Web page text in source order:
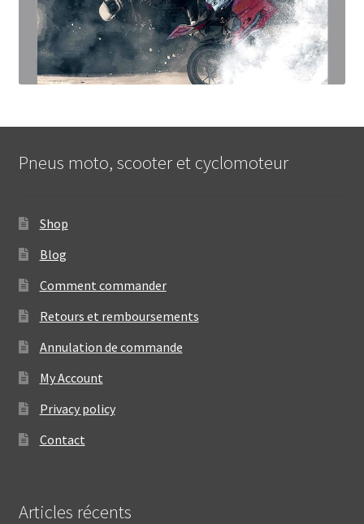
Pneus moto, scooter et cyclomoteur
Shop
Blog
Comment commander
Retours et remboursements
Annulation de commande
My Account
Privacy policy
Contact
Articles récents